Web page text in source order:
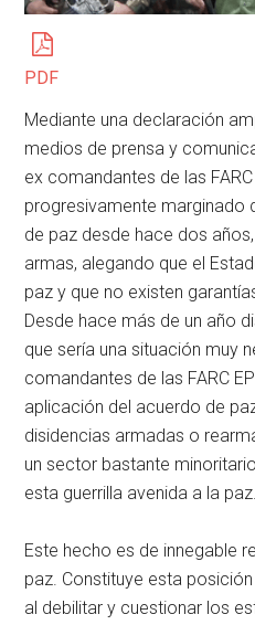
PDF
Mediante una declaración
medios de prensa y
ex comandantes de las FARC
progresivamente marginado
de paz desde hace dos
armas, alegando que el
paz y que no existen
Desde hace más de un año
que sería una situación muy
comandantes de las FARC
aplicación del acuerdo de
disidencias armadas o
un sector bastante
esta guerrilla avenida a la paz.
Este hecho es de innegable
paz. Constituye esta
al debilitar y cuestionar los